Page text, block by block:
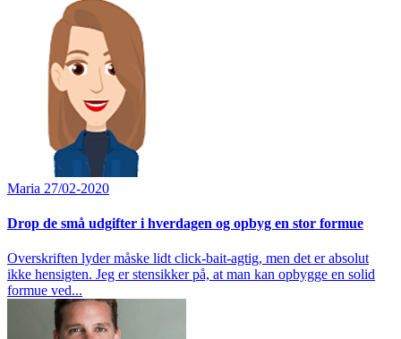
Maria 27/02-2020
Drop de små udgifter i hverdagen og opbyg en stor formue
Overskriften lyder måske lidt click-bait-agtig, men det er absolut
ikke hensigten. Jeg er stensikker på, at man kan opbygge en solid
formue ved...